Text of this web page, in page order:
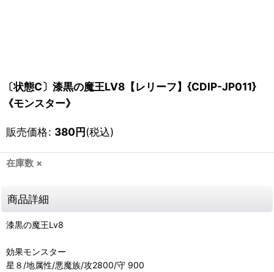
〔状態C〕漆黒の魔王LV8【レリーフ】{CDIP-JP011}
《モンスター》
販売価格: 380円(税込)
在庫数 ×
商品詳細
漆黒の魔王Lv8
効果モンスター
星８/地属性/悪魔族/攻2800/守 900